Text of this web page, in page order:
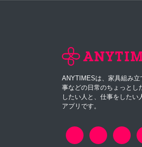
ANYTIMESは、家具組み立
事などの日常のちょっとし
したい人と、仕事をしたい
アプリです。